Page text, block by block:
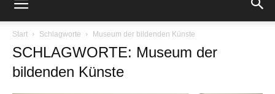
Start Schlagworte Museum der bildenden Künste
SCHLAGWORTE: Museum der
bildenden Künste